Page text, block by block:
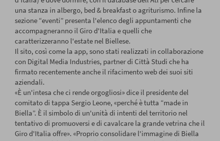
una stanza in albergo, bed & breakfast o agriturismo. Infine la
sezione “eventi” presenta l'elenco degli appuntamenti che
accompagneranno il Giro d'Italia e quelli che
caratterizzeranno l'estate nel Biellese.
Il sito, così come la app, sono stati realizzati in collaborazione
con Digital Media Industries, partner di Città Studi che ha
firmato recentemente anche il rifacimento web dei suoi siti
aziendali.
«È un'intesa che ci rende orgogliosi» dice il presidente del
comitato di tappa Sergio Leone, «perché è tutta “made in
Biella”. È il simbolo di un'unità di intenti del territorio nel
tentativo di promuoversi e di cavalcare la grande vetrina che il
Giro d'Italia offre». «Proprio consolidare l'immagine di Biella